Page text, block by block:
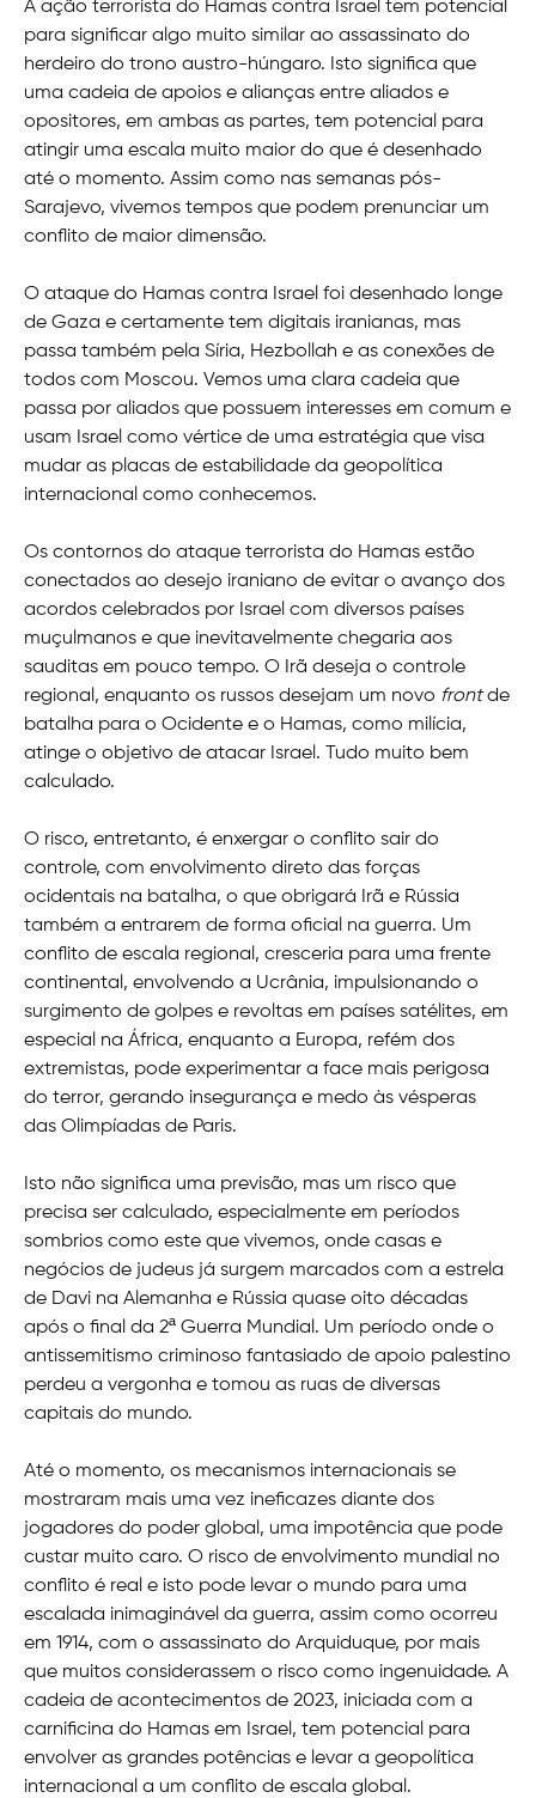
A ação terrorista do Hamas contra Israel tem potencial
para significar algo muito similar ao assassinato do
herdeiro do trono austro-húngaro. Isto significa que
uma cadeia de apoios e alianças entre aliados e
opositores, em ambas as partes, tem potencial para
atingir uma escala muito maior do que é desenhado
até o momento. Assim como nas semanas pós-
Sarajevo, vivemos tempos que podem prenunciar um
conflito de maior dimensão.
O ataque do Hamas contra Israel foi desenhado longe
de Gaza e certamente tem digitais iranianas, mas
passa também pela Síria, Hezbollah e as conexões de
todos com Moscou. Vemos uma clara cadeia que
passa por aliados que possuem interesses em comum e
usam Israel como vértice de uma estratégia que visa
mudar as placas de estabilidade da geopolítica
internacional como conhecemos.
Os contornos do ataque terrorista do Hamas estão
conectados ao desejo iraniano de evitar o avanço dos
acordos celebrados por Israel com diversos países
muçulmanos e que inevitavelmente chegaria aos
sauditas em pouco tempo. O Irã deseja o controle
regional, enquanto os russos desejam um novo frontde
batalha para o Ocidente e o Hamas, como milícia,
atinge o objetivo de atacar Israel. Tudo muito bem
calculado.
O risco, entretanto, é enxergar o conflito sair do
controle, com envolvimento direto das forças
ocidentais na batalha, o que obrigará Irã e Rússia
também a entrarem de forma oficial na guerra. Um
conflito de escala regional, cresceria para uma frente
continental, envolvendo a Ucrânia, impulsionando o
surgimento de golpes e revoltas em países satélites, em
especial na África, enquanto a Europa, refém dos
extremistas, pode experimentar a face mais perigosa
do terror, gerando insegurança e medo às vésperas
das Olimpíadas de Paris.
Isto não significa uma previsão, mas um risco que
precisa ser calculado, especialmente em períodos
sombrios como este que vivemos, onde casas e
negócios de judeus já surgem marcados com a estrela
de Davi na Alemanha e Rússia quase oito décadas
após o final da 2ª Guerra Mundial. Um período onde o
antissemitismo criminoso fantasiado de apoio palestino
perdeu a vergonha e tomou as ruas de diversas
capitais do mundo.
Até o momento, os mecanismos internacionais se
mostraram mais uma vez ineficazes diante dos
jogadores do poder global, uma impotência que pode
custar muito caro. O risco de envolvimento mundial no
conflito é real e isto pode levar o mundo para uma
escalada inimaginável da guerra, assim como ocorreu
em 1914, com o assassinato do Arquiduque, por mais
que muitos considerassem o risco como ingenuidade. A
cadeia de acontecimentos de 2023, iniciada com a
carnificina do Hamas em Israel, tem potencial para
envolver as grandes potências e levar a geopolítica
internacional a um conflito de escala global.